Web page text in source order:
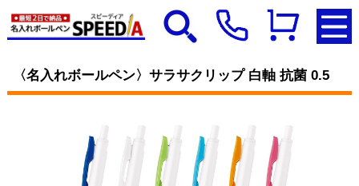
〈名入れボールペン〉サラサクリップ 白軸 抗菌 0.5